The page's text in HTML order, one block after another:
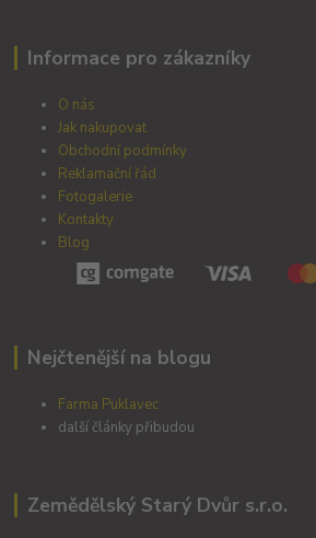
Informace pro zákazníky
O nás
Jak nakupovat
Obchodní podmínky
Reklamační řád
Fotogalerie
Kontakty
Blog
Nejčtenější na blogu
Farma Puklavec
další články přibudou
Zemědělský Starý Dvůr s.r.o.